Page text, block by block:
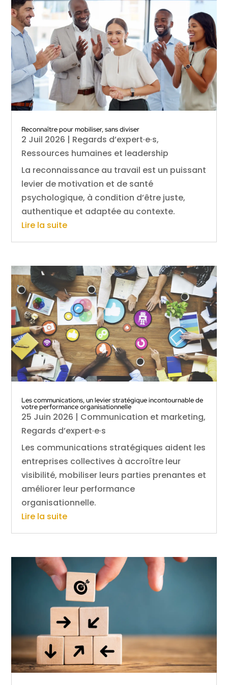
Reconnaître pour mobiliser, sans diviser
2 Juil 2026 | Regards d’expert·e·s,
Ressources humaines et leadership
La reconnaissance au travail est un puissant
levier de motivation et de santé
psychologique, à condition d’être juste,
authentique et adaptée au contexte.
Lire la suite
Les communications, un levier stratégique incontournable de
votre performance organisationnelle
25 Juin 2026 | Communication et marketing,
Regards d’expert·e·s
Les communications stratégiques aident les
entreprises collectives à accroître leur
visibilité, mobiliser leurs parties prenantes et
améliorer leur performance
organisationnelle.
Lire la suite